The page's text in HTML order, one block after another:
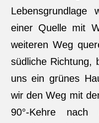
Lebensgrundlage
einer Quelle mit
weiteren Weg
südliche Richtung,
uns ein grünes
wir den Weg mit
90°-Kehre